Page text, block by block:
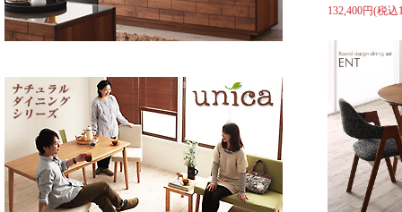
132,400円(税込